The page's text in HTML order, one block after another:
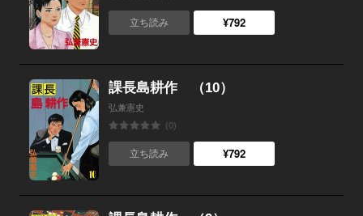
立ち読み ¥792
課長島耕作 （10）
弘兼憲史
(0)
立ち読み ¥792